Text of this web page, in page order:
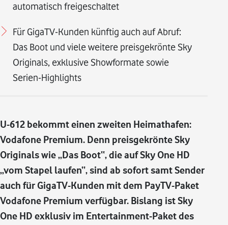
automatisch freigeschaltet
Für GigaTV-Kunden künftig auch auf Abruf:
Das Boot und viele weitere preisgekrönte Sky
Originals, exklusive Showformate sowie
Serien-Highlights
U-612 bekommt einen zweiten Heimathafen:
Vodafone Premium. Denn preisgekrönte Sky
Originals wie „Das Boot“, die auf Sky One HD
„vom Stapel laufen“, sind ab sofort samt Sender
auch für GigaTV-Kunden mit dem PayTV-Paket
Vodafone Premium verfügbar. Bislang ist Sky
One HD exklusiv im Entertainment-Paket des